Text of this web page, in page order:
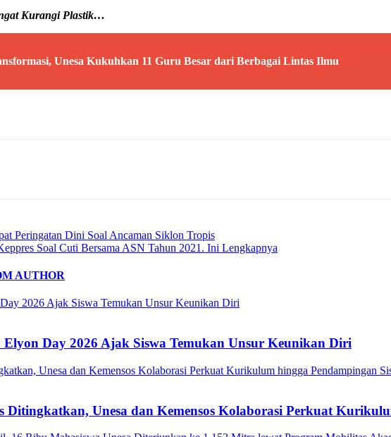
Kurangi Plastik…
Unesa Kukuhkan 11 Guru Besar dari Berbagai Lintas Ilmu
Peringatan Dini Soal Ancaman Siklon Tropis
Soal Cuti Bersama ASN Tahun 2021. Ini Lengkapnya
AUTHOR
Day 2026 Ajak Siswa Temukan Unsur Keunikan Diri
Ditingkatkan, Unesa dan Kemensos Kolaborasi Perkuat